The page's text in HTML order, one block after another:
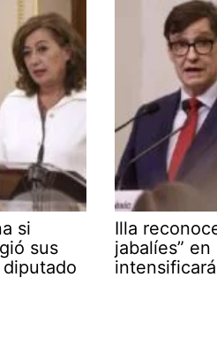
si
sus
Illa
jabalíes”